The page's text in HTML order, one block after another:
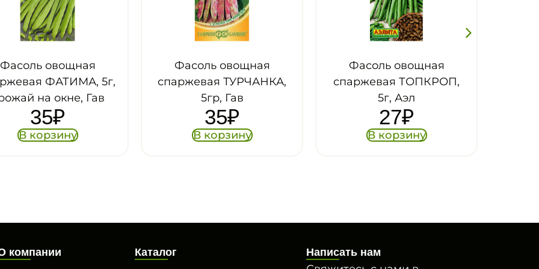
Фасоль овощная
ТУРЧАНКА,
5гр, Гав
35₽
В корзину
Фасоль овощная
спаржевая ТОПКРОП,
5г, Аэл
27₽
В корзину
Фасоль овощная
спаржевая ТАТЬЯНА,
5г, Гав
32₽
В корзину
компании Каталог Написать нам